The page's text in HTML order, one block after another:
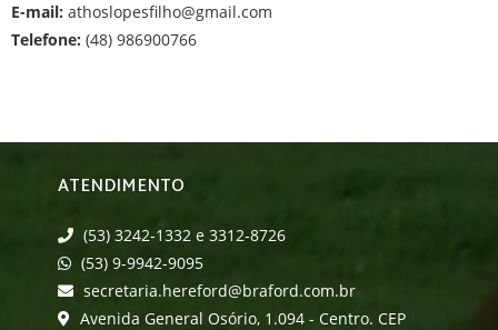
E-mail: athoslopesfilho@gmail.com
Telefone: (48) 986900766
ATENDIMENTO
(53) 3242-1332 e 3312-8726
(53) 9-9942-9095
secretaria.hereford@braford.com.br
Avenida General Osório, 1.094 - Centro. CEP